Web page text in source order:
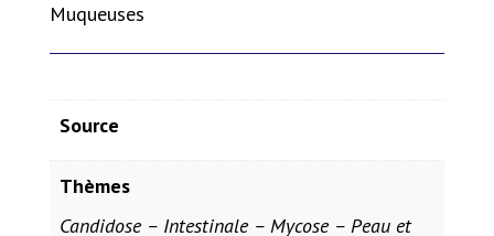
Muqueuses
Source
Thèmes
Candidose – Intestinale – Mycose – Peau et